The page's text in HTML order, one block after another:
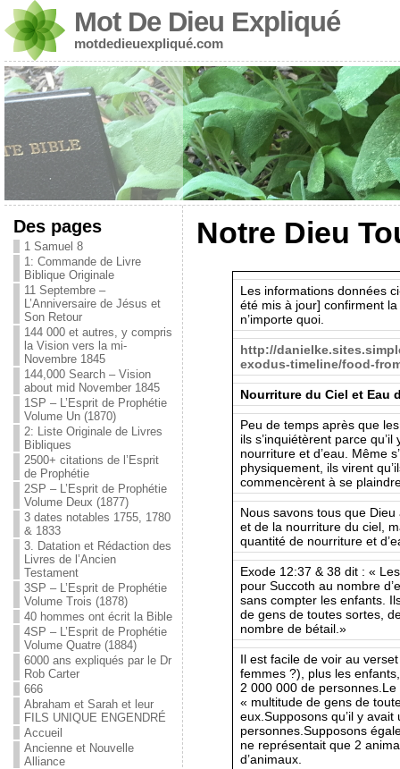
Mot De Dieu Expliqué
motdedieuexpliqué.com
Des pages
1 Samuel 8
1: Commande de Livre
Biblique Originale
11 Septembre –
L’Anniversaire de Jésus et
Son Retour
144 000 et autres, y compris
la Vision vers la mi-
Novembre 1845
144,000 Search – Vision
about mid November 1845
1SP – L’Esprit de Prophétie
Volume Un (1870)
2: Liste Originale de Livres
Bibliques
2500+ citations de l’Esprit
de Prophétie
2SP – L’Esprit de Prophétie
Volume Deux (1877)
3 dates notables 1755, 1780
& 1833
3. Datation et Rédaction des
Livres de l’Ancien
Testament
3SP – L’Esprit de Prophétie
Volume Trois (1878)
40 hommes ont écrit la Bible
4SP – L’Esprit de Prophétie
Volume Quatre (1884)
6000 ans expliqués par le Dr
Rob Carter
666
Abraham et Sarah et leur
FILS UNIQUE ENGENDRÉ
Accueil
Ancienne et Nouvelle
Alliance
Notre Dieu
Les informations données
été mis à jour] confirment
n’importe quoi.
http://
exodus-timeline/food-
Nourriture du Ciel et Eau
Peu de temps après que
ils s’inquiétèrent parce
nourriture et d’eau. Même
physiquement, ils virent
commencèrent à se
Nous savons tous que Dieu
et de la nourriture du ciel,
quantité de nourriture et
Exode 12:37 & 38 dit : «
pour Succoth au nombre
sans compter les enfants.
de gens de toutes sortes,
nombre de bétail.»
Il est facile de voir au
femmes ?), plus les
2 000 000 de
« multitude de gens de
eux.Supposons qu’il y
personnes.Supposons
ne représentait que 2
d’animaux.